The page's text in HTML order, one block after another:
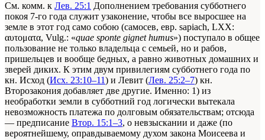
См. комм. к Лев. 25:1 Дополнением требования субботнего
покоя 7-го года служит узаконение, чтобы все выросшее на
земле в этот год само собою (самосев, евр. sapiach, LXX:
αυτοματα, Vulg.: «quae sponte gignet humus») поступало в общее
пользование не только владельца с семьей, но и рабов,
пришельцев и вообще бедных, а равно животных домашних и
зверей диких. К этим двум привилегиям субботнего года по
кн. Исход (Исх. 23:10–11) и Левит (Лев. 25:2–7) кн.
Второзакония добавляет две другие. Именно: 1) из
необработки земли в субботний год логически вытекала
невозможность платежа по долговым обязательствам; отсюда
— предписание Втор. 15:1–3, о невзыскании и даже (по
вероятнейшему, оправдываемому духом закона Моисеева и